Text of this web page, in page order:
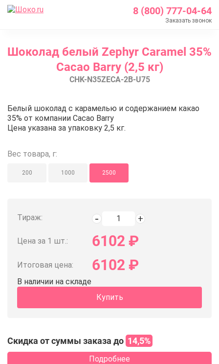
8 (800) 777-04-64
Заказать звонок
Каталог
Шоколад Barry Callebaut
Белый шоколад
Шоколад белый Zephyr Caramel 35%
Cacao Barry (2,5 кг)
CHK-N35ZECA-2B-U75
Шоколад белый Zephyr Caramel
Белый шоколад с карамелью и содержанием какао
35% от компании Cacao Barry
Цена указана за упаковку 2,5 кг.
Вес товара, г:
200 1000 2500
Тираж:
Цена за 1 шт.: 6102 ₽
Итоговая цена: 6102 ₽
В наличии на складе
Купить
Скидка от суммы заказа до 14,5%
Подробнее